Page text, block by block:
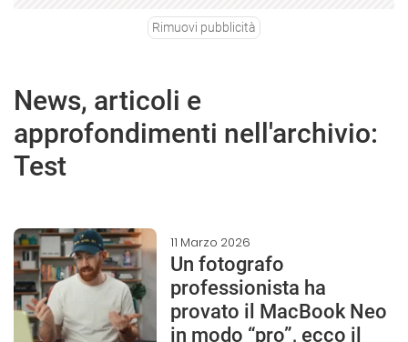
Rimuovi pubblicità
News, articoli e
approfondimenti nell'archivio:
Test
11 Marzo 2026
Un fotografo
professionista ha
provato il MacBook Neo
in modo “pro”, ecco il